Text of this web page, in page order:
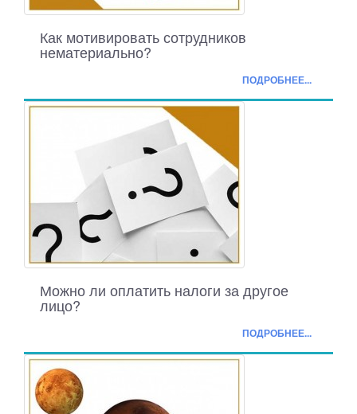
Как мотивировать сотрудников
нематериально?
ПОДРОБНЕЕ...
Можно ли оплатить налоги за другое
лицо?
ПОДРОБНЕЕ...